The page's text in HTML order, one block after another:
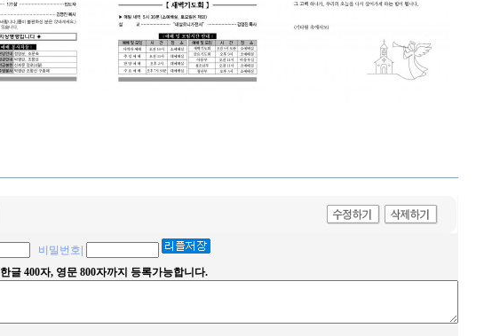
비밀번호
한글 400자, 영문 800자까지 등록가능합니다.